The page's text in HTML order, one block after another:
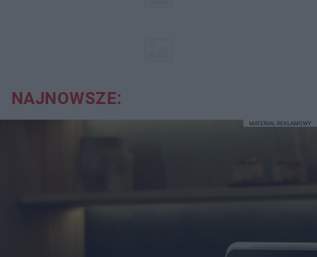
NAJNOWSZE:
MATERIAŁ REKLAMOWY